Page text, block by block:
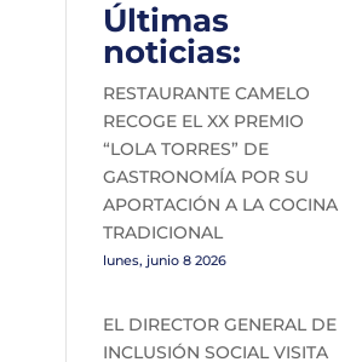
Últimas
noticias:
RESTAURANTE CAMELO
RECOGE EL XX PREMIO
“LOLA TORRES” DE
GASTRONOMÍA POR SU
APORTACIÓN A LA COCINA
TRADICIONAL
lunes, junio 8 2026
EL DIRECTOR GENERAL DE
INCLUSIÓN SOCIAL VISITA